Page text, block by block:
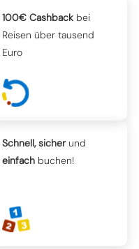
100€ Cashback bei
Reisen über tausend
Euro
Schnell, sicherund
einfach buchen!